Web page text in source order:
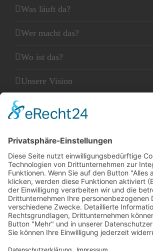
Was läuft da?
Wer macht das?
Wo ist das?
Unsere Vision
Unser Leitbild
KLEINGEDRUCKTES
Kontakt
Datenschutz
Impressum